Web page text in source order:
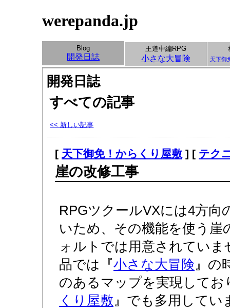
werepanda.jp
Blog
開発日誌
王道中編RPG
小さな大冒険 天下御
開発日誌
すべての記事
<< 新しい記事
[ 天下御免！からくり屋敷 ] [ テク
崖の改修工事
RPGツクールVXには4方向
いため、その機能を使う
ォルトでは用意されてい
品では『小さな大冒険 』の
のあるマップを実現してお
くり屋敷 』でも多用してい